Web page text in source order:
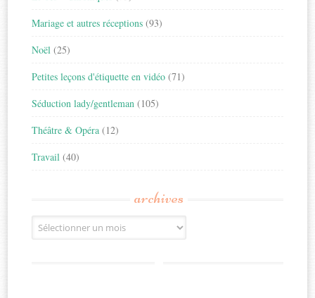
Mariage et autres réceptions (93)
Noël (25)
Petites leçons d'étiquette en vidéo (71)
Séduction lady/gentleman (105)
Théâtre & Opéra (12)
Travail (40)
archives
Archives